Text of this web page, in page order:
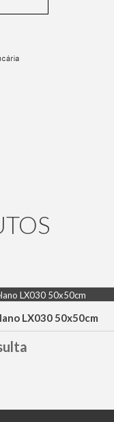
DETALHES
LX030 50x50cm